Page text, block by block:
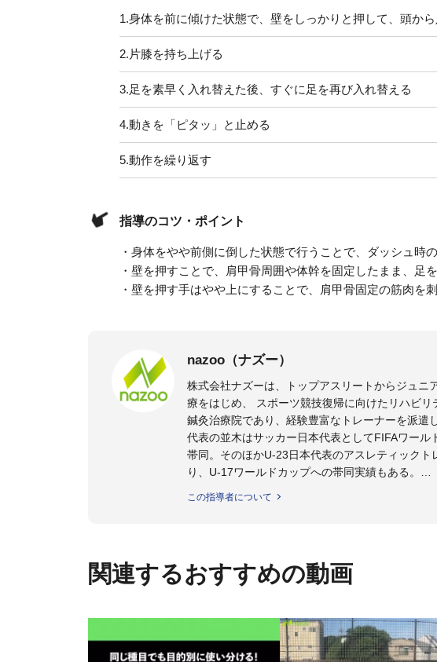
1.身体を前に傾けた状態で、壁をしっかりと押して、頭か
2. 片膝を持ち上げる
3.足を素早く入れ替えた後、すぐに足を再び入れ替える
4.動きを「ピタッ」と止める
5.動作を繰り返す
指導のコツ・ポイント
・身体をやや前側に倒した状態で行うことで、ダッシュ時
・壁を押すことで、肩甲骨周囲や体幹を固定したまま、足
・壁を押す手はやや上にすることで、肩甲骨固定の筋肉を
nazoo（ナズー）
株式会社ナズーは、トップアスリートからジュニ
療をはじめ、 スポーツ競技復帰に向けたリハビ
鍼灸治療院であり、経験豊富なトレーナーを派遣
代表の並木はサッカー日本代表としてFIFAワー
帯同。そのほかU-23日本代表のアスレティック
り、U-17ワールドカップへの帯同実績もある。
「一人一人の健康な人生をサポートする」を企業
この指導者について
関連するおすすめの動画